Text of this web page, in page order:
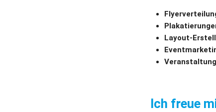
Layout-
Ich freue